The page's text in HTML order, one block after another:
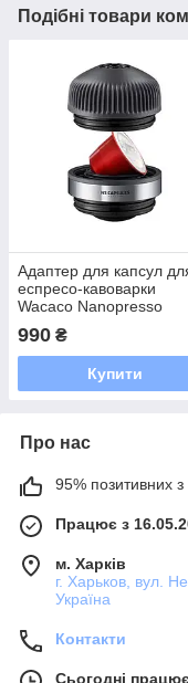
Подібні товари
Адаптер для капсул
еспресо-кавоварки
Wacaco Nanopresso
990 ₴
Купити
Про нас
95% позитивних з
Працює з
м. Харків
г. Харьков, вул.
Україна
Контакти
Сьогодні